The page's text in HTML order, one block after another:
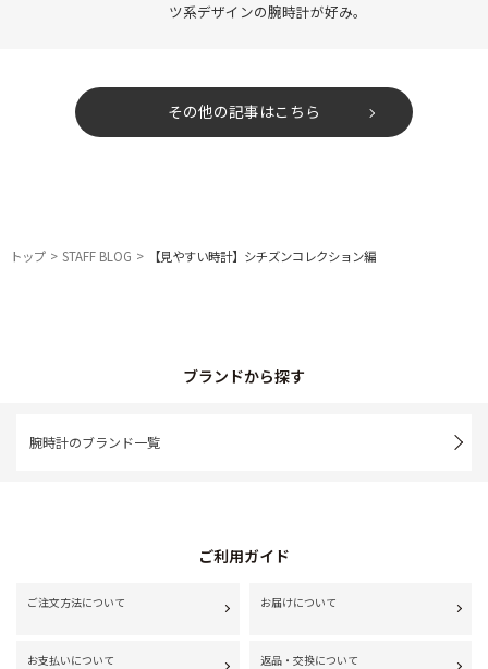
ツ系デザインの腕時計が好み。
その他の記事はこちら
トップ STAFF BLOG 【見やすい時計】シチズンコレクション編
ブランドから探す
腕時計のブランド一覧
ご利用ガイド
ご注文方法について お届けについて
お支払いについて 返品・交換について